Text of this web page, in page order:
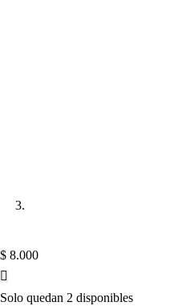
$ 8.000
Solo quedan 2 disponibles